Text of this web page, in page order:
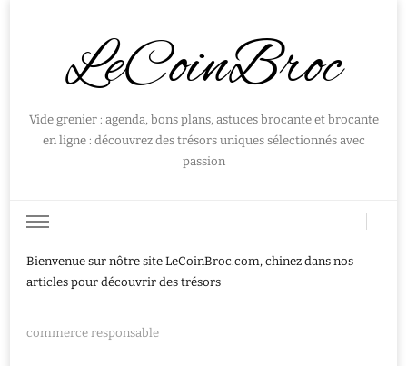
LeCoinBroc
Vide grenier : agenda, bons plans, astuces brocante et brocante
en ligne : découvrez des trésors uniques sélectionnés avec
passion
Bienvenue sur nôtre site LeCoinBroc.com, chinez dans nos
articles pour découvrir des trésors
commerce responsable